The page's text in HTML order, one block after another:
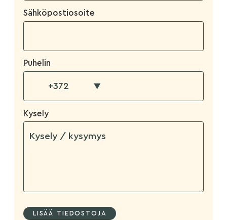
Sähköpostiosoite
Puhelin
▼
Kysely